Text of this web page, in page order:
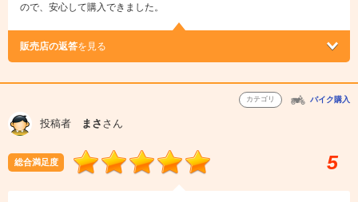
ので、安心して購入できました。
販売店の返答を見る
カテゴリ バイク購入
投稿者 まさ さん
総合満足度 5